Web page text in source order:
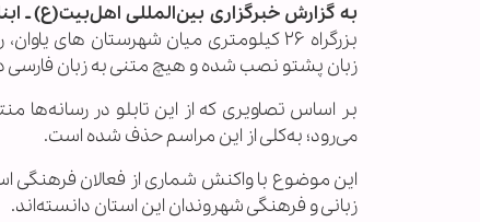
به گزارش خبرگزاری بین‌المللی اهل‌بیت(ع) ـ
بزرگراه ۲۶ کیلومتری میان شهرستان
زبان پشتو نصب شده و هیچ متنی به زبان
بر اساس تصاویری که از این تابلو در رسانه‌ها
می‌رود؛ به‌کلی از این مراسم حذف شده است.
این موضوع با واکنش شماری از فعالان فرهنگی
زبانی و فرهنگی شهروندان این استان دانسته‌اند.